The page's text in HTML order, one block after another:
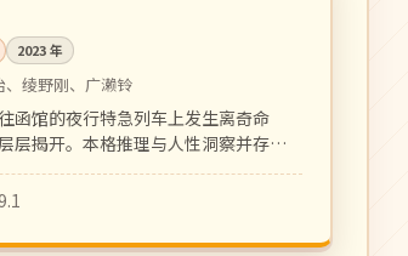
2023年
、绫野刚、广濑铃
函馆的夜行特急列车上发生离奇命
层揭开。本格推理与人性洞察并存，
。